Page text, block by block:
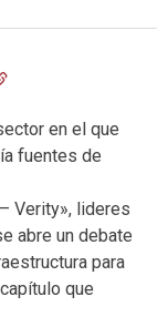
en el que
fuentes de
Verity», lideres
abre un debate
para
que